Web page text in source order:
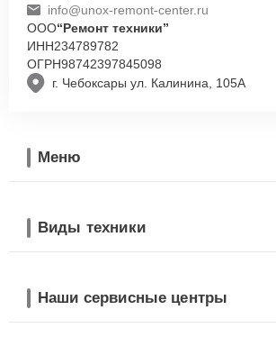
г. Чебоксары ул. Калинина, 105А
info@unox-remont-center.ru
ООО“Ремонт техники”
ИНН234789782
ОГРН98742397845098
Меню
Виды техники
Наши сервисные центры